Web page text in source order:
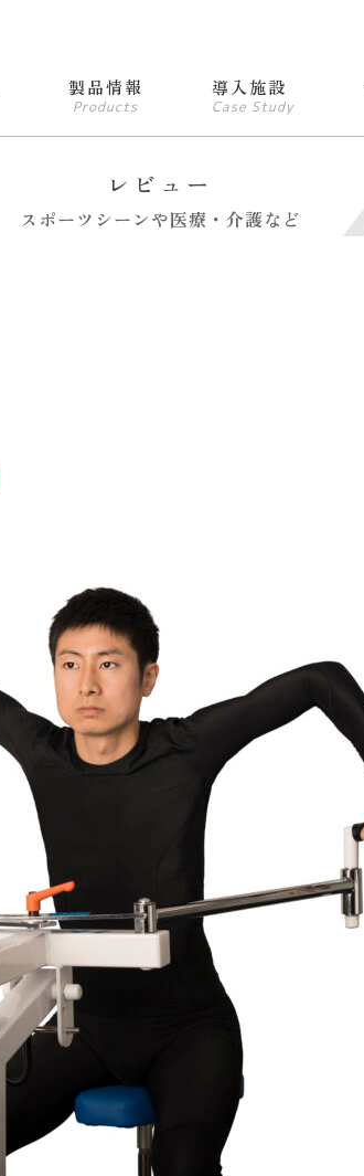
製品情報
Products
導入施設
Case Study
レビュー
スポーツシーンや医療・介護など